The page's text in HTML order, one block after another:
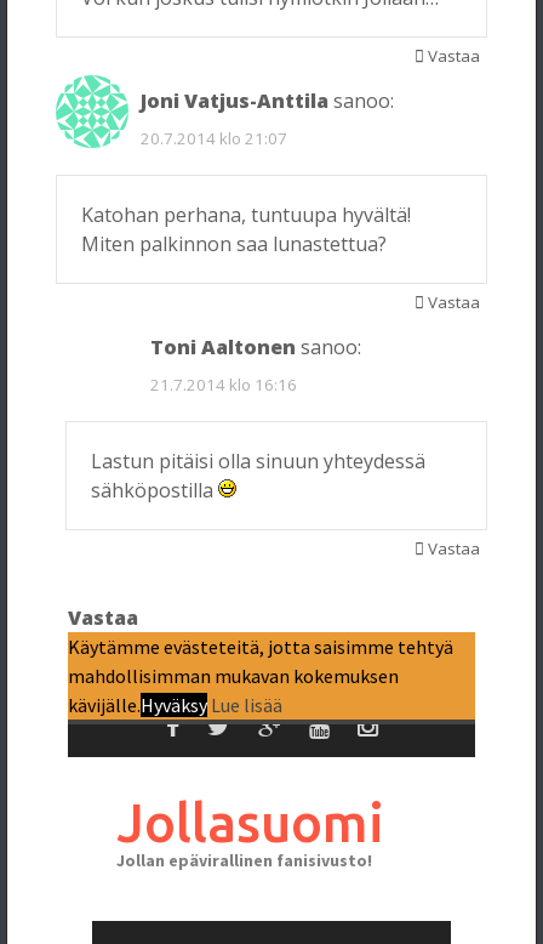
Vastaa
Joni Vatjus-Anttila sanoo:
20.7.2014 klo 21:07
Katohan perhana, tuntuupa hyvältä!
Miten palkinnon saa lunastettua?
Vastaa
Toni Aaltonen sanoo:
21.7.2014 klo 16:16
Lastun pitäisi olla sinuun yhteydessä
sähköpostilla
Vastaa
Vastaa